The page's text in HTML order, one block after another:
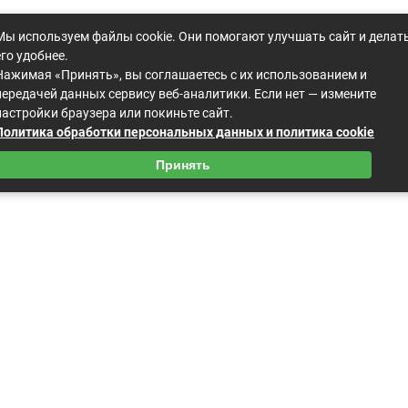
используем файлы cookie. Они помогают улучшать сайт и
удобнее.
«Принять», вы соглашаетесь с их использованием и
данных сервису веб-аналитики. Если нет — измените
браузера или покиньте сайт.
обработки персональных данных и политика cookie
Принять